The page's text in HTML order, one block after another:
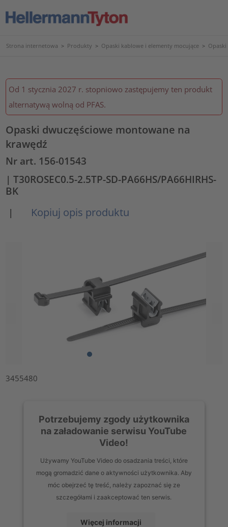
Strona internetowa > Produkty > Opaski kablowe i elementy mocujące >
Od 1 stycznia 2027 r. stopniowo zastępujemy ten produkt
alternatywą wolną od PFAS.
Opaski dwuczęściowe montowane na
krawędź
Nr art. 156-01543
| T30ROSEC0.5-2.5TP-SD-PA66HS/PA66HIRHS-
BK
|
Kopiuj opis produktu
3455480
Potrzebujemy zgody użytkownika
na załadowanie serwisu YouTube
Video!
Używamy YouTube Video do osadzania treści, które
mogą gromadzić dane o aktywności użytkownika. Aby
móc obejrzeć tę treść, należy zapoznać się ze
szczegółami i zaakceptować ten serwis.
Więcej informacji